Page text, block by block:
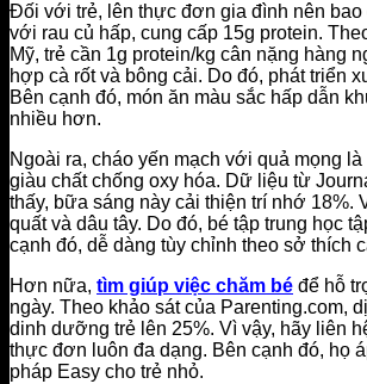
Đối với trẻ, lên thực đơn gia đình nên bao
với rau củ hấp, cung cấp 15g protein.
Mỹ, trẻ cần 1g protein/kg cân nặng hàng
hợp cà rốt và bông cải. Do đó, phát triển
Bên cạnh đó, món ăn màu sắc hấp dẫn
nhiều hơn.
Ngoài ra, cháo yến mạch với quả mọng
giàu chất chống oxy hóa. Dữ liệu từ
thấy, bữa sáng này cải thiện trí nhớ 18%.
quất và dâu tây. Do đó, bé tập trung học
cạnh đó, dễ dàng tùy chỉnh theo sở thích
Hơn nữa, tìm giúp việc chăm bé để hỗ
ngày. Theo khảo sát của Parenting.com,
dinh dưỡng trẻ lên 25%. Vì vậy, hãy liên
thực đơn luôn đa dạng. Bên cạnh đó, họ
pháp Easy cho trẻ nhỏ.